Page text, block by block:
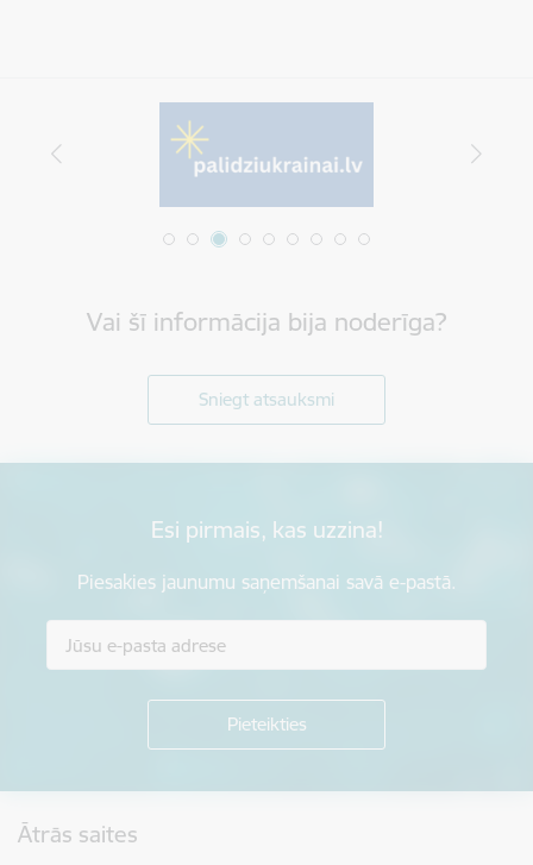
Vai šī informācija bija noderīga?
Sniegt atsauksmi
Esi pirmais, kas uzzina!
Piesakies jaunumu saņemšanai savā e-pastā.
Ātrās saites